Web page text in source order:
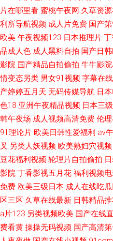
片在哪里看 蜜桃午夜网 久草资
利所导航视频 成人片免费 国产
欧美 午夜视频123 日本推理片
品成人色 成人黑料自拍 国产日
影院 国产精品自拍偷拍 牛牛影
情变态另类 男女91视频 字幕在
产婷婷五月天 无码传媒导航 日
色18 亚洲午夜精品视频 日本三
韩午夜场 成人视频高清免费 伦
91理论片 欧美日韩性爱福利 av
叉 另类人妖视频 欧美熟妇穴视频
豆花福利视频 轮理片自拍偷拍
影院 丁香影视五月花 福利视频
免费 欧美三级日本 成人在线吃
区三区 久草在线最新 日韩精品
a片123 另类视频欧美 国产在线
费看黄 操操无码视频 国产高清